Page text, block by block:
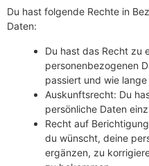
Du hast folgende Rechte in
Daten:
Du hast das Recht zu
personenbezogenen
passiert und wie
Auskunftsrecht: Du
persönliche Daten
Recht auf
du wünscht, deine
ergänzen, zu